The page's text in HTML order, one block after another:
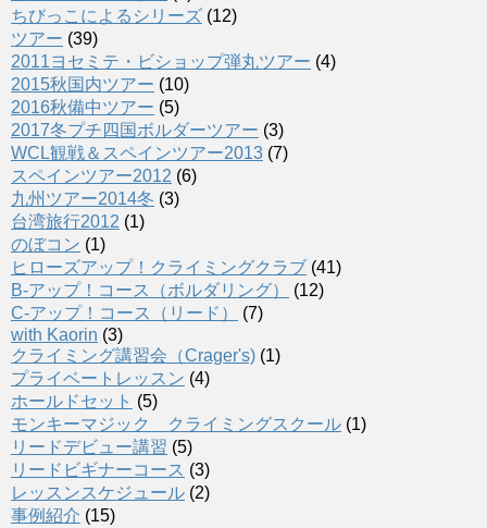
ちびっこによるシリーズ (12)
ツアー (39)
2011ヨセミテ・ビショップ弾丸ツアー (4)
2015秋国内ツアー (10)
2016秋備中ツアー (5)
2017冬プチ四国ボルダーツアー (3)
WCL観戦＆スペインツアー2013 (7)
スペインツアー2012 (6)
九州ツアー2014冬 (3)
台湾旅行2012 (1)
のぼコン (1)
ヒローズアップ！クライミングクラブ (41)
B-アップ！コース（ボルダリング）
(12)
C-アップ！コース（リード）
(7)
with Kaorin (3)
クライミング講習会（Crager's) (1)
プライベートレッスン (4)
ホールドセット (5)
モンキーマジック クライミングスクール (1)
リードデビュー講習 (5)
リードビギナーコース (3)
レッスンスケジュール (2)
事例紹介 (15)